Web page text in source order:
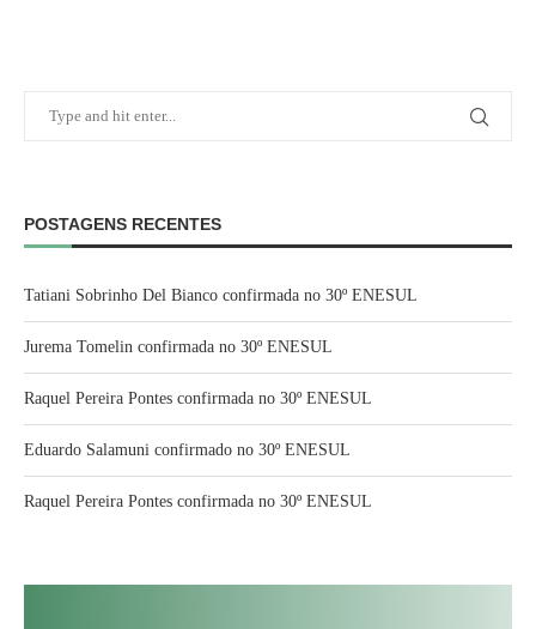
POSTAGENS RECENTES
Tatiani Sobrinho Del Bianco confirmada no 30º ENESUL
Jurema Tomelin confirmada no 30º ENESUL
Raquel Pereira Pontes confirmada no 30º ENESUL
Eduardo Salamuni confirmado no 30º ENESUL
Raquel Pereira Pontes confirmada no 30º ENESUL